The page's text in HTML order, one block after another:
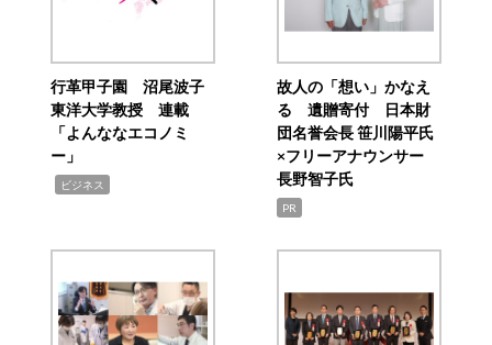
行革甲子園 沼尾波子
東洋大学教授 連載
「よんななエコノミ
ー」
ビジネス
故人の「想い」かなえ
る 遺贈寄付 日本財
団名誉会長 笹川陽平氏
×フリーアナウンサー
長野智子氏
PR